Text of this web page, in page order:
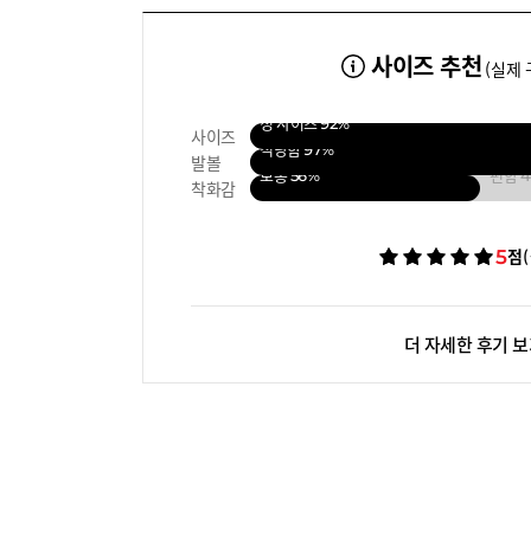
사이즈 추천 (실제
사이즈
정 사이즈92%
발볼
적당함 97%
착화감
보통56% 편함
5점
더 자세한 후기